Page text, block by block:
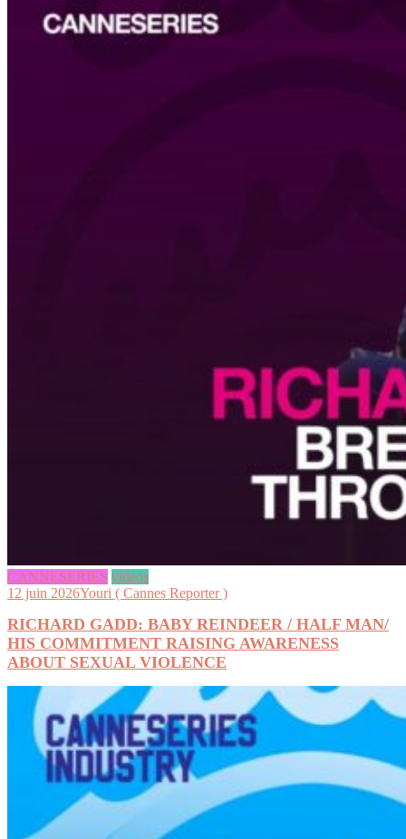
CANNESERIES videos
12 juin 2026Youri ( Cannes Reporter )
RICHARD GADD: BABY REINDEER / HALF MAN/
HIS COMMITMENT RAISING AWARENESS
ABOUT SEXUAL VIOLENCE